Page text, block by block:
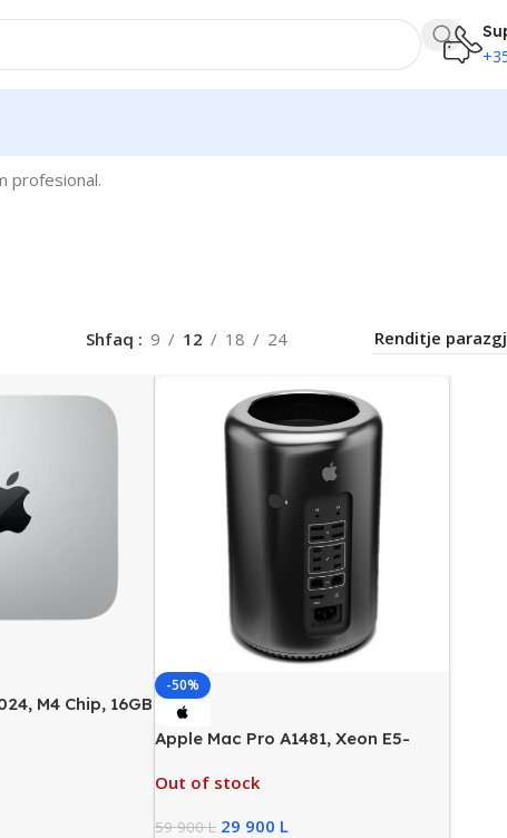
profesional.
Shfaq 9 12 18 24
M4 Chip, 16GB
-50%
Apple Mac Pro A1481, Xeon E5-
FirePro D500/3GB
Out of stock
59 900L 29 900 L